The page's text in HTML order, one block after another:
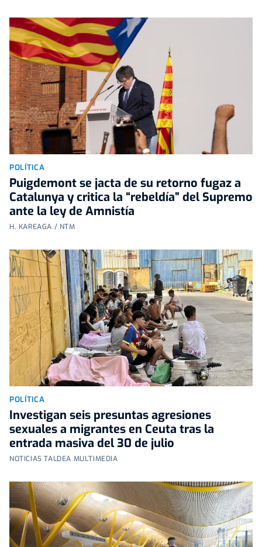
POLÍTICA
Puigdemont se jacta de su retorno fugaz a
Catalunya y critica la “rebeldía” del Supremo
ante la ley de Amnistía
H. KAREAGA / NTM
POLÍTICA
Investigan seis presuntas agresiones
sexuales a migrantes en Ceuta tras la
entrada masiva del 30 de julio
NOTICIAS TALDEA MULTIMEDIA